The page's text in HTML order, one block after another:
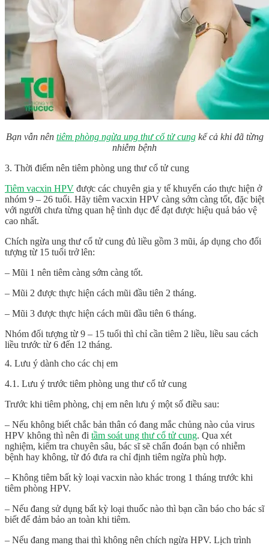
Bạn vẫn nên tiêm phòng ngừa ung thư cổ tử cungkể cả khi đã từng
nhiễm bệnh
3. Thời điểm nên tiêm phòng ung thư cổ tử cung
Tiêm vacxin HPV được các chuyên gia y tế khuyến cáo thực hiện ở
nhóm 9 – 26 tuổi. Hãy tiêm vacxin HPV càng sớm càng tốt, đặc biệt
với người chưa từng quan hệ tình dục để đạt được hiệu quả bảo vệ
cao nhất.
Chích ngừa ung thư cổ tử cung đủ liều gồm 3 mũi, áp dụng cho đối
tượng từ 15 tuổi trở lên:
– Mũi 1 nên tiêm càng sớm càng tốt.
– Mũi 2 được thực hiện cách mũi đầu tiên 2 tháng.
– Mũi 3 được thực hiện cách mũi đầu tiên 6 tháng.
Nhóm đối tượng từ 9 – 15 tuổi thì chỉ cần tiêm 2 liều, liều sau cách
liều trước từ 6 đến 12 tháng.
4. Lưu ý dành cho các chị em
4.1. Lưu ý trước tiêm phòng ung thư cổ tử cung
Trước khi tiêm phòng, chị em nên lưu ý một số điều sau:
– Nếu không biết chắc bản thân có đang mắc chủng nào của virus
HPV không thì nên đi tầm soát ung thư cổ tử cung. Qua xét
nghiệm, kiểm tra chuyên sâu, bác sĩ sẽ chẩn đoán bạn có nhiễm
bệnh hay không, từ đó đưa ra chỉ định tiêm ngừa phù hợp.
– Không tiêm bất kỳ loại vacxin nào khác trong 1 tháng trước khi
tiêm phòng HPV.
– Nếu đang sử dụng bất kỳ loại thuốc nào thì bạn cần báo cho bác sĩ
biết để đảm bảo an toàn khi tiêm.
– Nếu đang mang thai thì không nên chích ngừa HPV. Lịch trình